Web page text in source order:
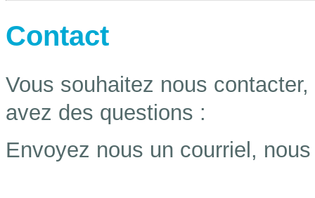
Contact
Vous souhaitez nous contacter,
avez des questions :
Envoyez nous un courriel,